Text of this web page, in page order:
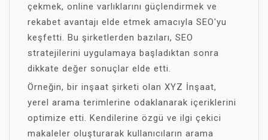
çekmek, online varlıklarını güçlendirmek ve
rekabet avantajı elde etmek amacıyla SEO'yu
keşfetti. Bu şirketlerden bazıları, SEO
stratejilerini uygulamaya başladıktan sonra
dikkate değer sonuçlar elde etti.
Örneğin, bir inşaat şirketi olan XYZ İnşaat,
yerel arama terimlerine odaklanarak içeriklerini
optimize etti. Kendilerine özgü ve ilgi çekici
makaleler oluşturarak kullanıcıların arama